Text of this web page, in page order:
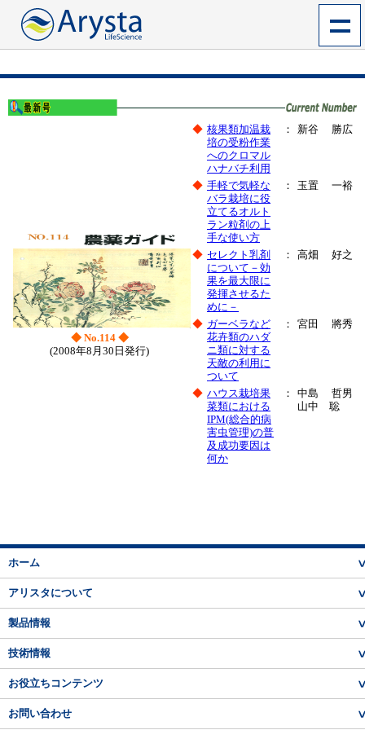
◆ No.114 ◆
(2008年8月30日発行)
◆ 核果類加温栽
培の受粉作業
へのクロマル
ハナバチ利用
： 新谷 勝広
◆ 手軽で気軽な
バラ栽培に役
立てるオルト
ラン粒剤の上
手な使い方
： 玉置 一裕
◆ セレクト乳剤
について－効
果を最大限に
発揮させるた
めに－
： 高畑 好之
◆ ガーベラなど
花卉類のハダ
ニ類に対する
天敵の利用に
ついて
： 宮田 將秀
◆ ハウス栽培果
菜類における
IPM(総合的病
害虫管理)の普
及成功要因は
何か
：
中島 哲男
山中 聡
ホーム
アリスタについて
製品情報
技術情報
お役立ちコンテンツ
お問い合わせ